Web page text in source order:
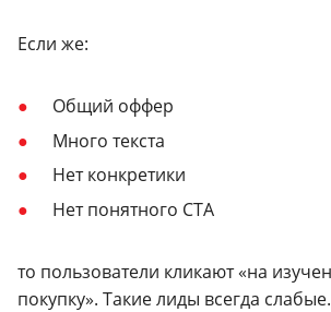
Если же:
Общий оффер
Много текста
Нет конкретики
Нет понятного CTA
то пользователи кликают «на
покупку». Такие лиды всегда слабые.